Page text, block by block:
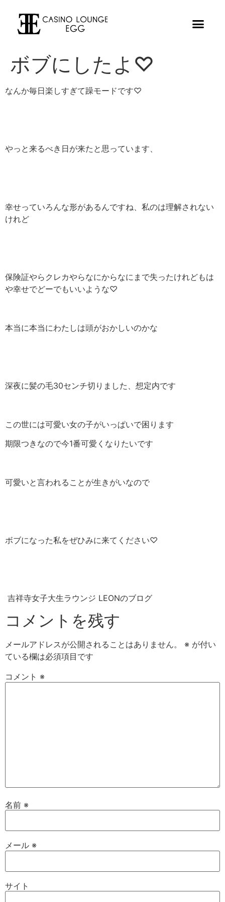
ボブにしたよ♡
なんか毎日楽しすぎて躁モードです♡
やっと来るべき日が来たと思っています、
幸せっていろんな形があるんですね、私のは理解されない
けれど
保険証やらクレカやらなにからなにまで失ったけれどもは
や幸せでどーでもいいような♡
本当に本当にわたしは頭がおかしいのかな
深夜に髪の毛30センチ切りました、想定内です
この世には可愛い女の子がいっぱいで困ります
期限つきなので今1番可愛くなりたいです
可愛いと言われることが生きがいなので
ボブになった私をぜひみに来てください♡
吉祥寺女子大生ラウンジ LEONのブログ
コメントを残す
メールアドレスが公開されることはありません。 ※ が付い
ている欄は必須項目です
コメント ※
名前 ※
メール ※
サイト